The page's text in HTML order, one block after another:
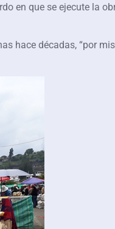
en que se ejecute la
hace décadas, “por